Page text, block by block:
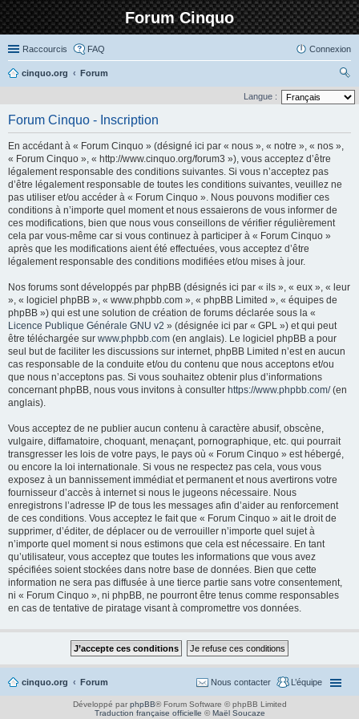
Forum Cinquo
Raccourcis FAQ Connexion
cinquo.org
Forum
ec
ch
er
Langue :
Forum Cinquo - Inscription
En accédant à « Forum Cinquo » (désigné ici par « nous », « notre », « nos »,
« Forum Cinquo », « http://www.cinquo.org/forum3 »), vous acceptez d’être
légalement responsable des conditions suivantes. Si vous n’acceptez pas
d’être légalement responsable de toutes les conditions suivantes, veuillez ne
pas utiliser et/ou accéder à « Forum Cinquo ». Nous pouvons modifier ces
conditions à n’importe quel moment et nous essaierons de vous informer de
ces modifications, bien que nous vous conseillons de vérifier régulièrement
cela par vous-même car si vous continuez à participer à « Forum Cinquo »
après que les modifications aient été effectuées, vous acceptez d’être
légalement responsable des conditions modifiées et/ou mises à jour.
Nos forums sont développés par phpBB (désignés ici par « ils », « eux », « leur
», « logiciel phpBB », « www.phpbb.com », « phpBB Limited », « équipes de
phpBB ») qui est une solution de création de forums déclarée sous la «
Licence Publique Générale GNU v2 » (désignée ici par « GPL ») et qui peut
être téléchargée sur www.phpbb.com (en anglais). Le logiciel phpBB a pour
seul but de faciliter les discussions sur internet, phpBB Limited n’est en aucun
cas responsable de la conduite et/ou du contenu que nous acceptons et/ou
que nous n’acceptons pas. Si vous souhaitez obtenir plus d’informations
concernant phpBB, nous vous invitons à consulter https://www.phpbb.com/(en
anglais).
Vous acceptez de ne publier aucun contenu à caractère abusif, obscène,
vulgaire, diffamatoire, choquant, menaçant, pornographique, etc. qui pourrait
transgresser les lois de votre pays, le pays où « Forum Cinquo » est hébergé,
ou encore la loi internationale. Si vous ne respectez pas cela, vous vous
exposez à un bannissement immédiat et permanent et nous avertirons votre
fournisseur d’accès à internet si nous le jugeons nécessaire. Nous
enregistrons l’adresse IP de tous les messages afin d’aider au renforcement
de ces conditions. Vous acceptez le fait que « Forum Cinquo » ait le droit de
supprimer, d’éditer, de déplacer ou de verrouiller n’importe quel sujet à
n’importe quel moment si nous estimons que cela est nécessaire. En tant
qu’utilisateur, vous acceptez que toutes les informations que vous avez
spécifiées soient stockées dans notre base de données. Bien que cette
information ne sera pas diffusée à une tierce partie sans votre consentement,
ni « Forum Cinquo », ni phpBB, ne pourront être tenus comme responsables
en cas de tentative de piratage visant à compromettre vos données.
cinquo.org Forum L’équipe
Nous contacter
Développé par phpBB® Forum Software © phpBB Limited
Traduction française officielle ©Maël Soucaze